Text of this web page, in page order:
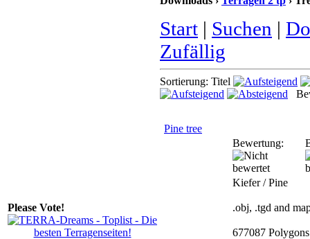
Please Vote!
Start | Suchen |
Zufällig
Sortierung: Titel
Pine tree
Bewertung:
Kiefer / Pine
.obj, .tgd and
677087 Polygons